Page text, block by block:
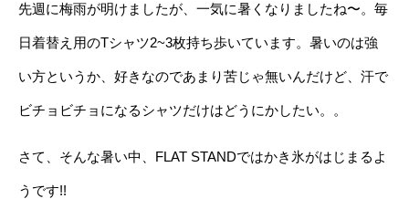
先週に梅雨が明けましたが、一気に暑くなりましたね〜。毎
日着替え用のTシャツ2~3枚持ち歩いています。暑いのは強
い方というか、好きなのであまり苦じゃ無いんだけど、汗で
ビチョビチョになるシャツだけはどうにかしたい。。
さて、そんな暑い中、FLAT STANDではかき氷がはじまるよ
うです!!